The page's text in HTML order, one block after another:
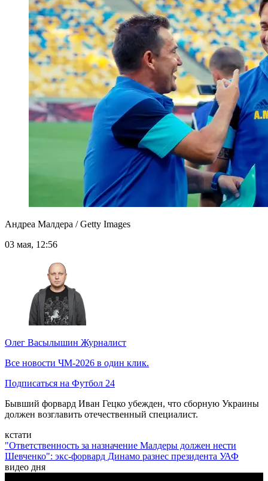
Андреа Малдера / Getty Images
03 мая, 12:56
Олег Васылышин Журналист
Все новости ЧМ-2026 в один клик.
Подписаться на Футбол 24
Бывший форвард Иван Гецко убежден, что сборную Украины
должен возглавить отечественный специалист.
кстати
"Ответственность за назначение Малдеры должен нести
Шевченко": экс-форвард Динамо разнес президента УАФ
видео дня